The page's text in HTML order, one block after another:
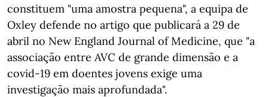
constituem "uma amostra pequena", a equipa de
Oxley defende no artigo que publicará a 29 de
abril no New England Journal of Medicine, que "a
associação entre AVC de grande dimensão e a
covid-19 em doentes jovens exige uma
investigação mais aprofundada".